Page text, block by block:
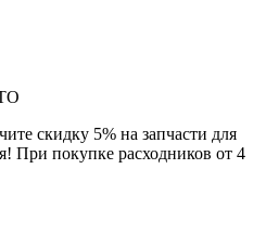
скидку 5% на запчасти для
При покупке расходников от 4